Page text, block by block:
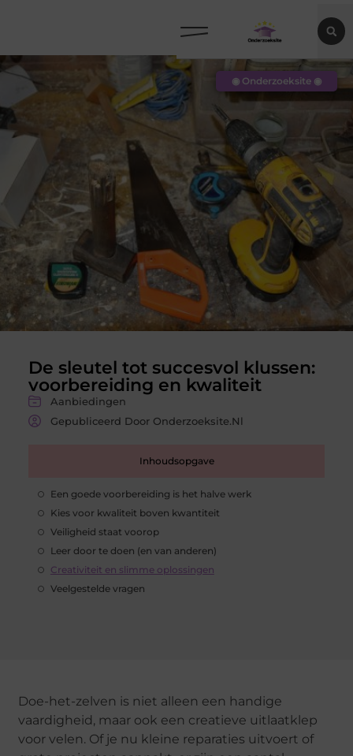
De sleutel tot succesvol klussen:
voorbereiding en kwaliteit
Aanbiedingen
Gepubliceerd Door Onderzoeksite.nl
Inhoudsopgave
Een goede voorbereiding is het halve werk
Kies voor kwaliteit boven kwantiteit
Veiligheid staat voorop
Leer door te doen (en van anderen)
Creativiteit en slimme oplossingen
Veelgestelde vragen
◉ Onderzoeksite ◉
Doe-het-zelven is niet alleen een handige
vaardigheid, maar ook een creatieve uitlaatklep
voor velen. Of je nu kleine reparaties uitvoert of